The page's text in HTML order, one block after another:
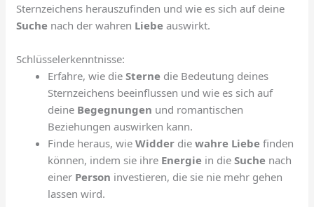
Sternzeichens herauszufinden und wie es sich auf deine
Suche nach der wahren Liebe auswirkt.
Schlüsselerkenntnisse:
Erfahre, wie dieSterne die Bedeutung deines
Sternzeichens beeinflussen und wie es sich auf
deine Begegnungen und romantischen
Beziehungen auswirken kann.
Finde heraus, wieWidder diewahre Liebe finden
können, indem sie ihre Energie in dieSuche nach
einer Person investieren, die sie nie mehr gehen
lassen wird.